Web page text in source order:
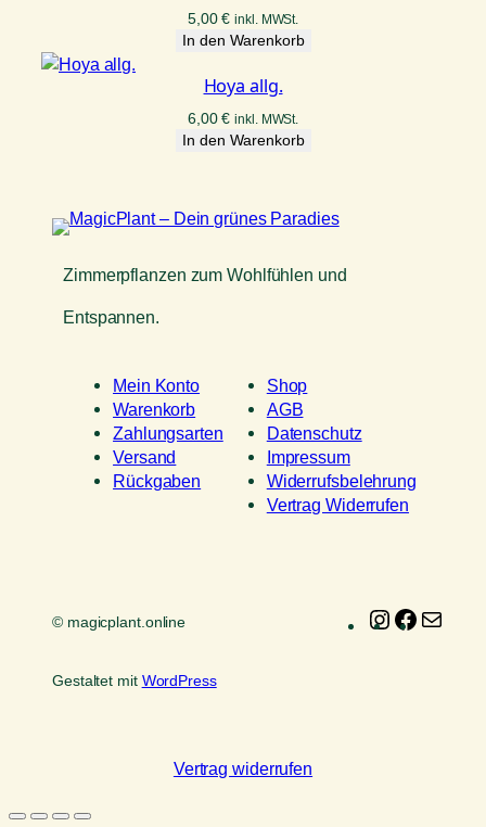
5,00€ inkl. MWSt.
In den Warenkorb
Hoya allg.
6,00€ inkl. MWSt.
In den Warenkorb
Zimmerpflanzen zum Wohlfühlen und
Entspannen.
Mein Konto
Warenkorb
Zahlungsarten
Versand
Rückgaben
Shop
AGB
Datenschutz
Impressum
Widerrufsbelehrung
Vertrag Widerrufen
© magicplant.online Instagram
Gestaltet mit WordPress
Vertrag widerrufen